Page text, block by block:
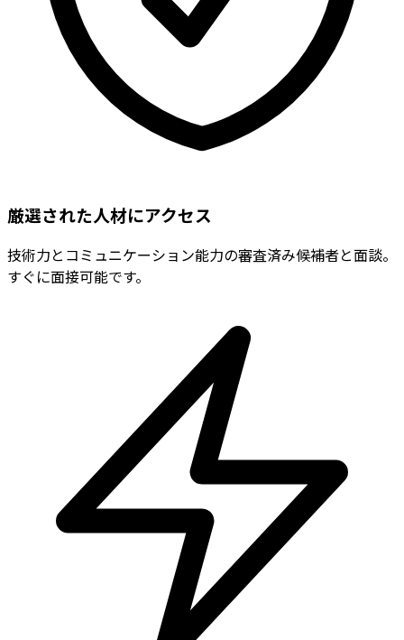
厳選された人材にアクセス
技術力とコミュニケーション能力の審査済み候補者と面談。
すぐに面接可能です。